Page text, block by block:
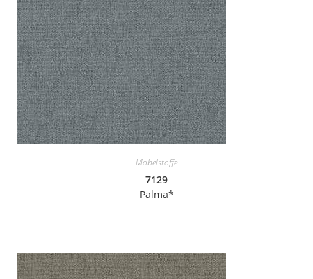
Möbelstoffe
7129
Palma*